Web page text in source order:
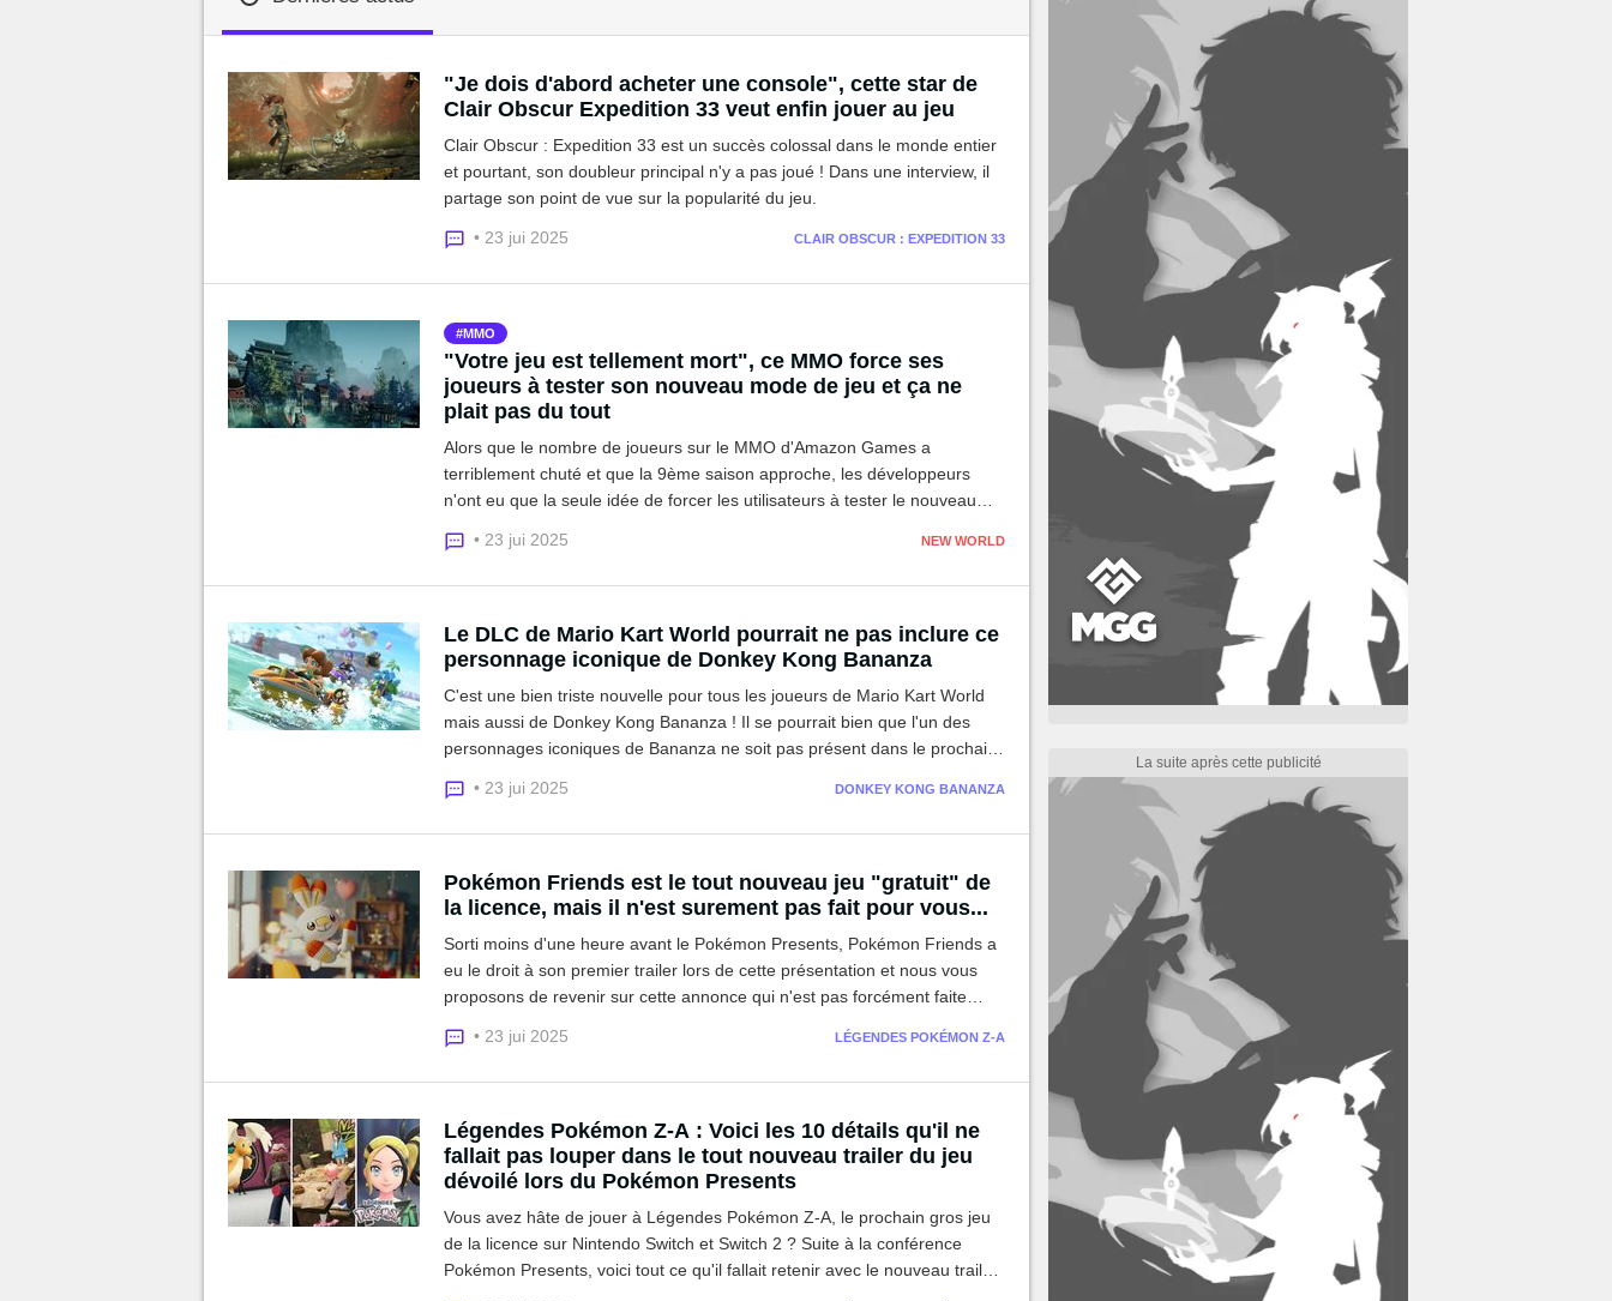
MGG
"Je dois d'abord acheter une console", cette star de
Clair Obscur Expedition 33 veut enfin jouer au jeu
Clair Obscur : Expedition 33 est un succès colossal dans le monde entier
et pourtant, son doubleur principal n'y a pas joué ! Dans une interview, il
partage son point de vue sur la popularité du jeu.
• 23 jui 2025 CLAIR OBSCUR : EXPEDITION 33
MMO
"Votre jeu est tellement mort", ce MMO force ses
joueurs à tester son nouveau mode de jeu et ça ne
plait pas du tout
Alors que le nombre de joueurs sur le MMO d'Amazon Games a
terriblement chuté et que la 9ème saison approche, les développeurs
n'ont eu que la seule idée de forcer les utilisateurs à tester le nouveau
• 23 jui 2025 NEW WORLD
Le DLC de Mario Kart World pourrait ne pas inclure ce
personnage iconique de Donkey Kong Bananza
C'est une bien triste nouvelle pour tous les joueurs de Mario Kart World
mais aussi de Donkey Kong Bananza ! Il se pourrait bien que l'un des
personnages iconiques de Bananza ne soit pas présent dans le prochain
• 23 jui 2025 DONKEY KONG BANANZA
Pokémon Friends est le tout nouveau jeu "gratuit" de
la licence, mais il n'est surement pas fait pour vous...
Sorti moins d'une heure avant le Pokémon Presents, Pokémon Friends a
eu le droit à son premier trailer lors de cette présentation et nous vous
proposons de revenir sur cette annonce qui n'est pas forcément faite
• 23 jui 2025 LÉGENDES POKÉMON Z-A
Légendes Pokémon Z-A : Voici les 10 détails qu'il ne
fallait pas louper dans le tout nouveau trailer du jeu
dévoilé lors du Pokémon Presents
Vous avez hâte de jouer à Légendes Pokémon Z-A, le prochain gros jeu
de la licence sur Nintendo Switch et Switch 2 ? Suite à la conférence
Pokémon Presents, voici tout ce qu'il fallait retenir avec le nouveau trailer